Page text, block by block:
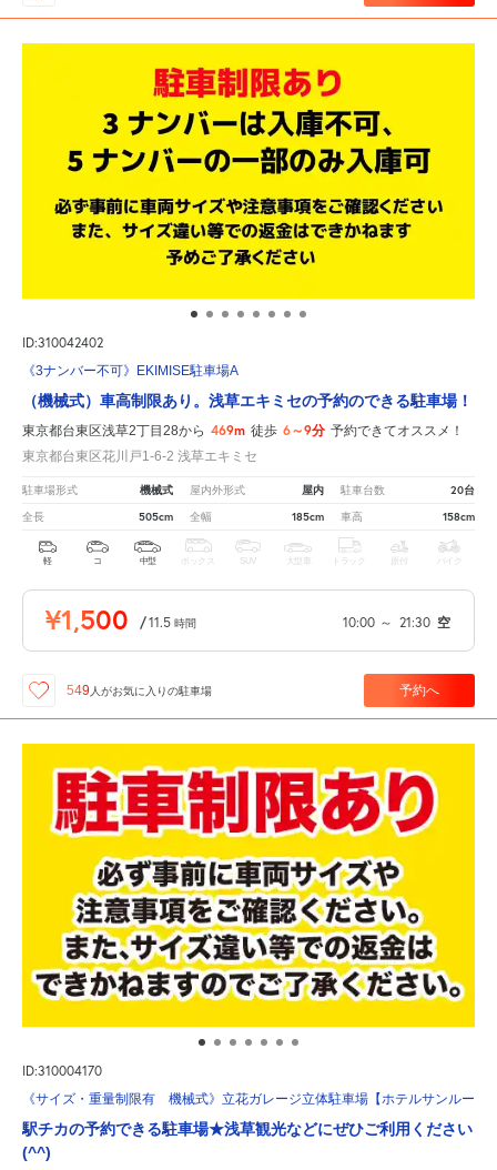
ID:310042402
《3ナンバー不可》EKIMISE駐車場A
（機械式）車高制限あり。浅草エキミセの予約のできる駐車場！
東京都台東区浅草2丁目28から 469m 徒歩 6～9分 予約できてオススメ！
東京都台東区花川戸1-6-2 浅草エキミセ
駐車場形式 機械式 屋内外形式 屋内 駐車台数 20台
全長 505cm 全幅 185cm 車高 158cm
軽 コ 中型 ボックス SUV 大型車 トラック 原付 バイク
¥1,500 /11.5 時間 10:00 ～ 21:30 空
549人がお気に入りの駐車場 予約へ
ID:310004170
《サイズ・重量制限有 機械式》立花ガレージ立体駐車場【ホテルサンルート
駅チカの予約できる駐車場★浅草観光などにぜひご利用ください
(^^)